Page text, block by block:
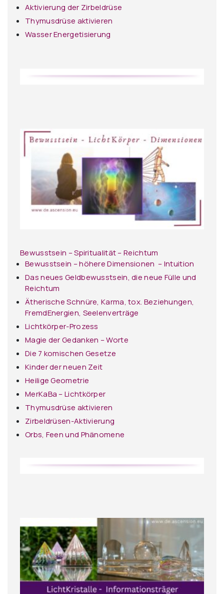
Aktivierung der Zirbeldrüse
Thymusdrüse aktivieren
Wasser Energetisierung
Bewusstsein – Spiritualität – Reichtum
Bewusstsein – höhere Dimensionen – Intuition
Das neues Geldbewusstsein, die neue Fülle und
Reichtum
Ätherische Schnüre, Karma, tox. Beziehungen,
FremdEnergien, Seelenverträge
Lichtkörper-Prozess
Magie der Gedanken – Worte
Die 7 komischen Gesetze
Kinder der neuen Zeit
Heilige Geometrie
MerKaBa – Lichtkörper
Thymusdrüse aktivieren
Zirbeldrüsen-Aktivierung
Orbs, Feen und Phänomene